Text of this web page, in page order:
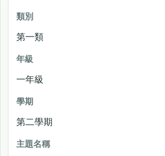
第一類
一年級
第二學期